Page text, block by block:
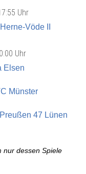
Uhr
Vöde II
Uhr
Elsen
Münster
47 Lünen
nur dessen Spiele